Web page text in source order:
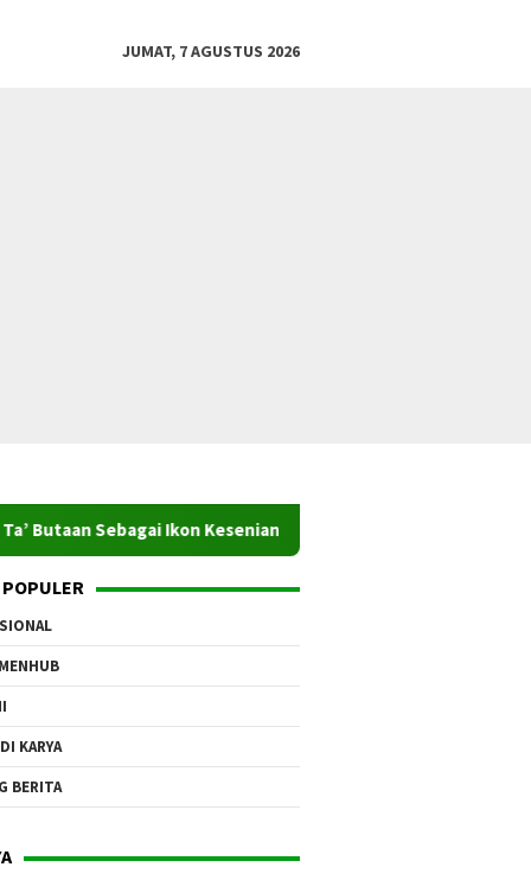
JUMAT, 7 AGUSTUS 2026
Ikon Kesenian dan Warisan Sejarah Desa Wisata Adat Arjasa
KARYA
BERITA